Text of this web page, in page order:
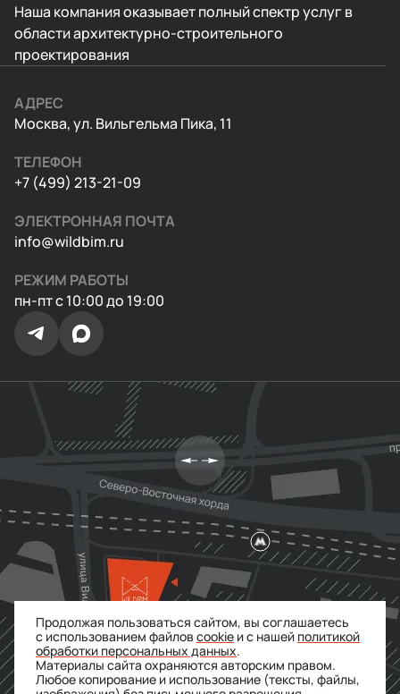
Наша компания оказывает полный спектр услуг в
области архитектурно-строительного
проектирования
АДРЕС
Москва, ул. Вильгельма Пика, 11
ТЕЛЕФОН
+7 (499) 213-21-09
ЭЛЕКТРОННАЯ ПОЧТА
info@wildbim.ru
РЕЖИМ РАБОТЫ
пн-пт с 10:00 до 19:00
Продолжая пользоваться сайтом, вы соглашаетесь
с использованием файлов cookie и с нашей политикой
обработки персональных данных.
Материалы сайта охраняются авторским правом.
Любое копирование и использование (тексты, файлы,